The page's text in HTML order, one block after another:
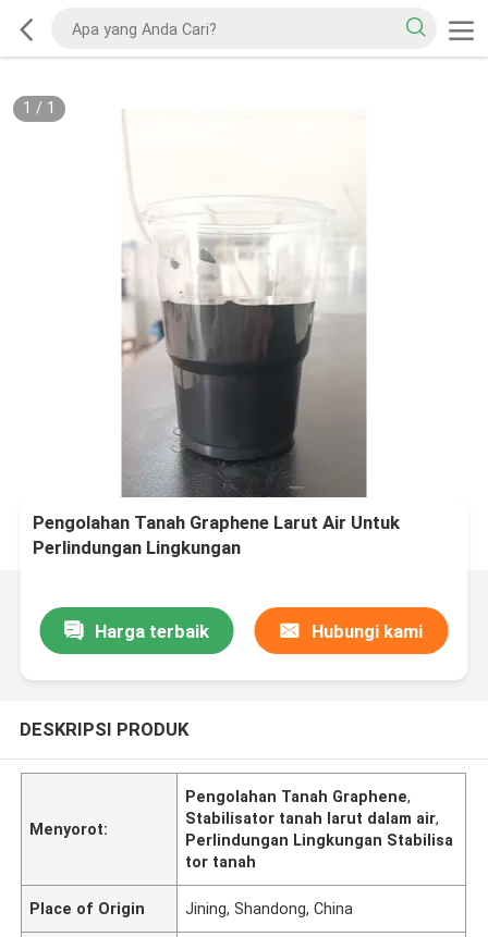
1 / 1
Pengolahan Tanah Graphene Larut Air Untuk
Perlindungan Lingkungan
Harga terbaik Hubungi kami
DESKRIPSI PRODUK
Menyorot:
Pengolahan Tanah Graphene,
Stabilisator tanah larut dalam air,
Perlindungan Lingkungan Stabilisa
tor tanah
Place of Origin Jining, Shandong, China